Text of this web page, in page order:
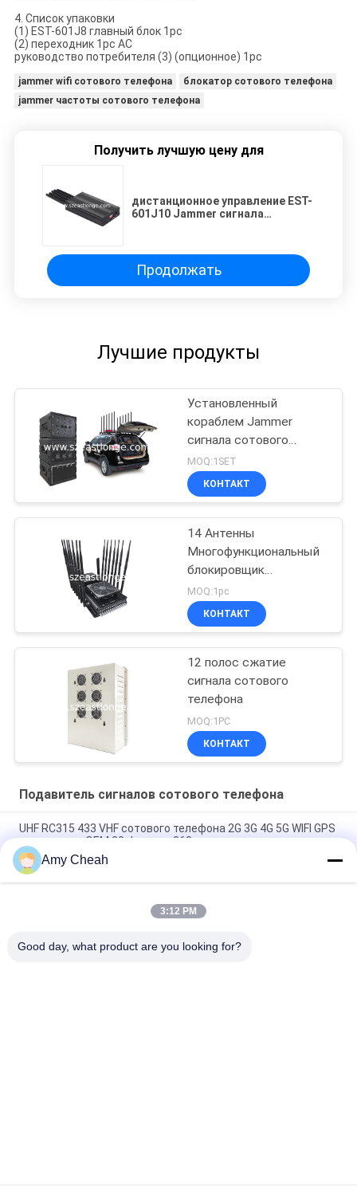
4. Список упаковки
(1) EST-601J8 главный блок 1pc
(2) переходник 1pc AC
руководство потребителя (3) (опционное) 1pc
jammer wifi сотового телефона
блокатор сотового телефона
jammer частоты сотового телефона
Получить лучшую цену для
дистанционное управление EST-
601J10 Jammer сигнала
Продолжать
Лучшие продукты
Установленный
кораблем Jammer
сигнала сотового
телефона
дистанционного
управления GSM 3G 4G
MOQ:1SET
КОНТАКТ
14 Антенны
Многофункциональный
блокировщик
мобильных телефонов
GPS VHF UHF
Интерференция 5-80m
MOQ:1pc
КОНТАКТ
12 полос сжатие
сигнала сотового
телефона
MOQ:1PC
КОНТАКТ
Подавитель сигналов сотового телефона
UHF RC315 433 VHF сотового телефона 2G 3G 4G 5G WIFI GPS
диапазонов OEM 20 Jammer 868 сигналов
40W средняя сила 1-50m Jammer сигнала сотового
телефона 8 каналов для тюрьмы
Крытый всенаправленный блокатор Jammer 33dBm 4Band
Amy Cheah
3:12 PM
Good day, what product are you looking for?